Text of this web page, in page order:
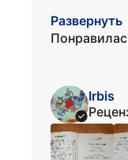
Развернуть
Irbis